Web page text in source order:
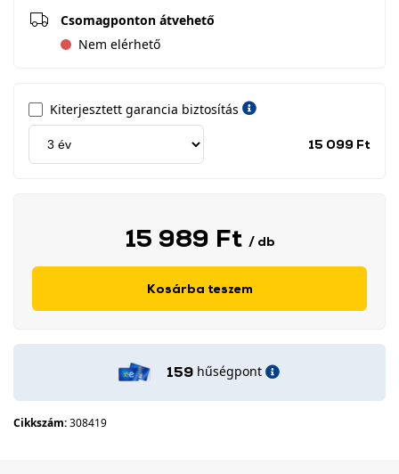
Csomagponton átvehető
Nem elérhető
Kiterjesztett garancia biztosítás
15 099 Ft
15 989 Ft / db
Kosárba teszem
159 hűségpont
Cikkszám:308419